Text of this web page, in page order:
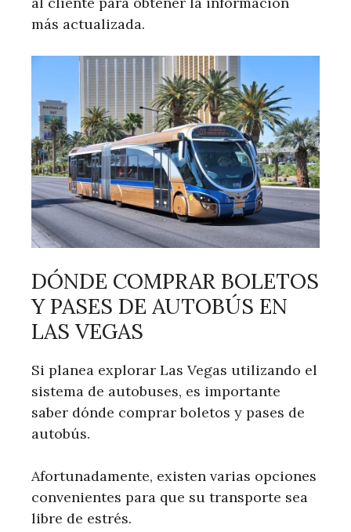
más actualizada.
DÓNDE COMPRAR BOLETOS
Y PASES DE AUTOBÚS EN
LAS VEGAS
Si planea explorar Las Vegas utilizando el
sistema de autobuses, es importante
saber dónde comprar boletos y pases de
autobús.
Afortunadamente, existen varias opciones
convenientes para que su transporte sea
libre de estrés.